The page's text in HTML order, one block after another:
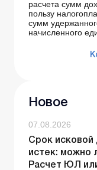
расчета сумм
пользу
сумм
начисленного
Новое
07.08.2026
Срок исковой
истек: можно
Расчет ЮЛ